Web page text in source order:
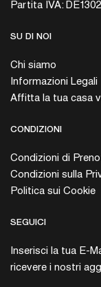
Partita IVA:
SU DI NOI
Chi siamo
Informazioni Legali
Affitta la tua casa
CONDIZIONI
Condizioni di
Condizioni sulla
Politica sui Cookie
SEGUICI
Inserisci la tua E-
ricevere i nostri